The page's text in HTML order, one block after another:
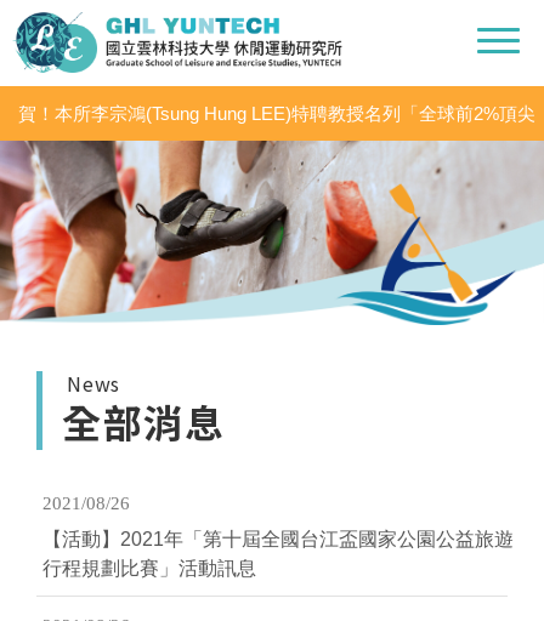
賀！本所李宗鴻(Tsung Hung LEE)特聘教授名列「全球前2%頂尖
科學家（World’s Top 2% Scientists 2020」之「學術生涯科學影響
力」及「2020年度科學影響力」
News
全部消息
2021/08/26
【活動】2021年「第十屆全國台江盃國家公園公益旅遊
行程規劃比賽」活動訊息